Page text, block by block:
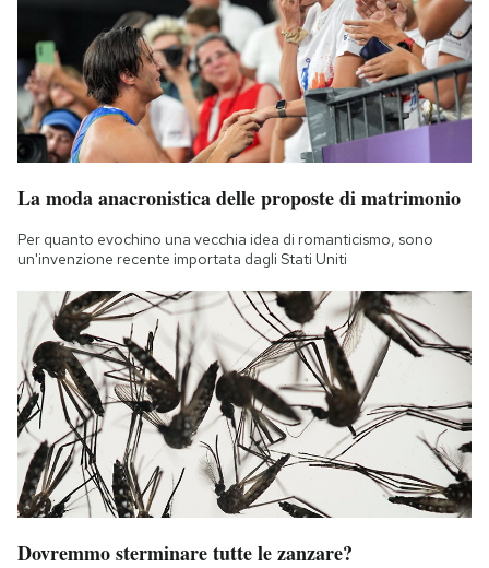
La moda anacronistica delle proposte di matrimonio
Per quanto evochino una vecchia idea di romanticismo, sono
un'invenzione recente importata dagli Stati Uniti
Dovremmo sterminare tutte le zanzare?